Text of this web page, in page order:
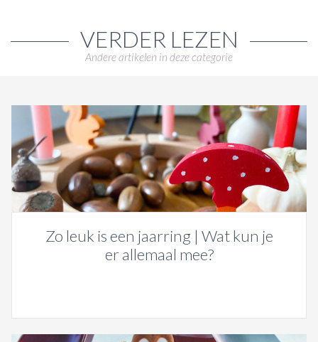
VERDER LEZEN
Andere artikelen in deze categorie
Zo leuk is een jaarring | Wat kun je
er allemaal mee?